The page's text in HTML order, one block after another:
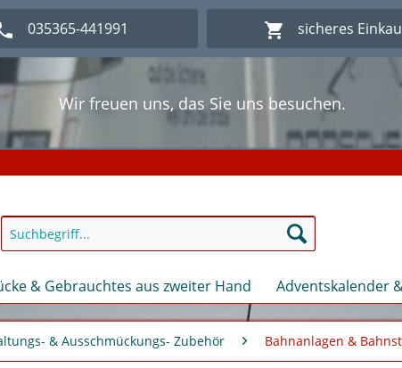
035365-441991 sicheres
Wir freuen uns, das Sie uns besuchen.
Willkommen im Onlineshop Modellbahn - Eck
Wir freuen uns, das Sie uns besuchen.
Willkommen im Onlineshop Modellbahn - Eck
& Gebrauchtes aus zweiter Hand Adventskalender
& Ausschmückungs- Zubehör Bahnanlagen &